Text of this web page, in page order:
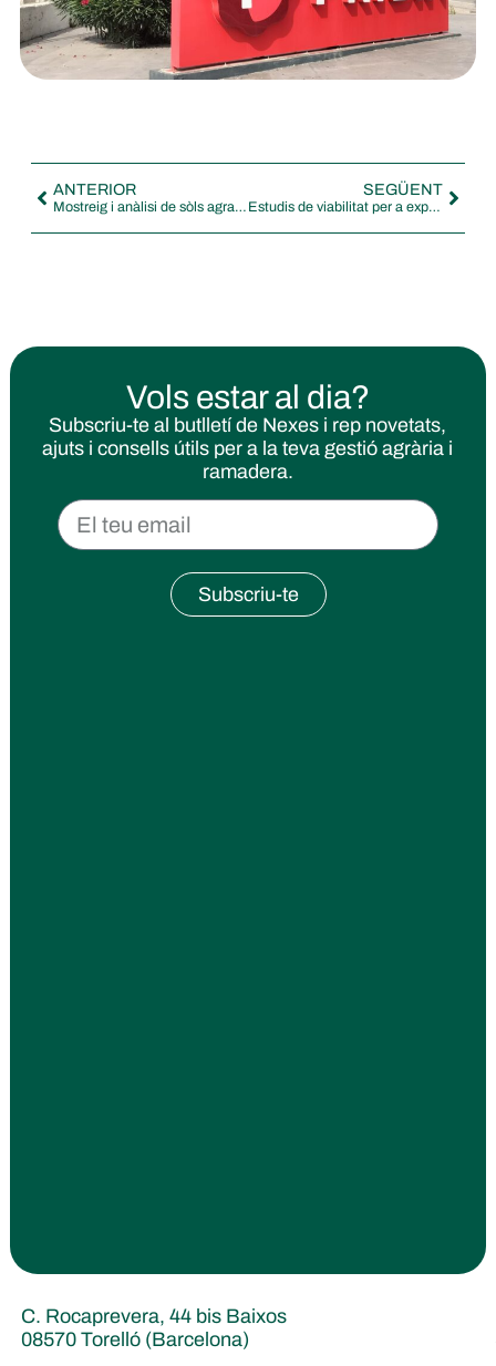
ANTERIOR
Mostreig i anàlisi de sòls agraris a Catalunya
SEGÜENT
Estudis de viabilitat per a explotacions ramaderes, arreu del territori
Vols estar al dia?
Subscriu-te al butlletí de Nexes i rep novetats,
ajuts i consells útils per a la teva gestió agrària i
ramadera.
Subscriu-te
C. Rocaprevera, 44 bis Baixos
08570 Torelló (Barcelona)